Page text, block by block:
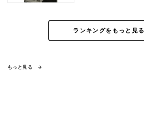
ランキングをもっと見る
もっと見る